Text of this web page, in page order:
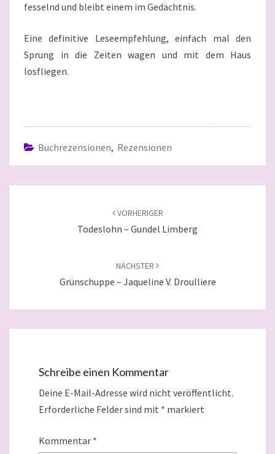
fesselnd und bleibt einem im Gedächtnis.
Eine definitive Leseempfehlung, einfach mal den
Sprung in die Zeiten wagen und mit dem Haus
losfliegen.
Buchrezensionen, Rezensionen
VORHERIGER
Todeslohn – Gundel Limberg
NÄCHSTER
Grünschuppe – Jaqueline V. Droulliere
Schreibe einen Kommentar
Deine E-Mail-Adresse wird nicht veröffentlicht.
Erforderliche Felder sind mit * markiert
Kommentar *